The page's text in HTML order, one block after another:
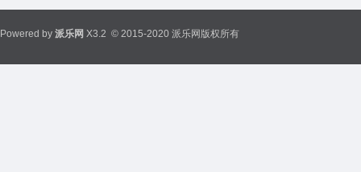
Powered by 派乐网 X3.2 © 2015-2020 派乐网版权所有